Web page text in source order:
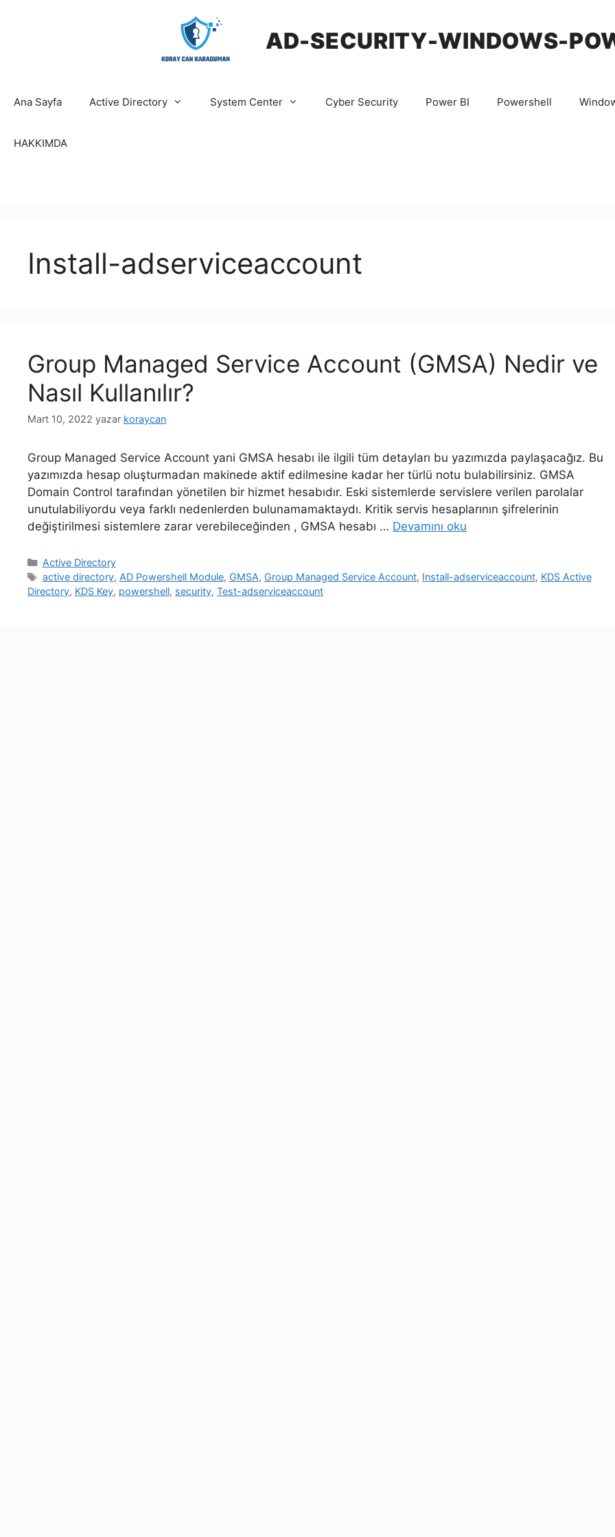
AD-SECURITY-WINDOWS-
Ana Sayfa Active Directory System Center Cyber Security Power BI Powershell
HAKKIMDA
Install-adserviceaccount
Group Managed Service Account (GMSA) Nedir ve
Nasıl Kullanılır?
Mart 10, 2022 yazar koraycan
Group Managed Service Account yani GMSA hesabı ile ilgili tüm detayları bu yazımızda paylaşacağız. Bu
yazımızda hesap oluşturmadan makinede aktif edilmesine kadar her türlü notu bulabilirsiniz. GMSA
Domain Control tarafından yönetilen bir hizmet hesabıdır. Eski sistemlerde servislere verilen parolalar
unutulabiliyordu veya farklı nedenlerden bulunamamaktaydı. Kritik servis hesaplarının şifrelerinin
değiştirilmesi sistemlere zarar verebileceğinden , GMSA hesabı … Devamını oku
Kategoriler
Active Directory
Etiketler
active directory, AD Powershell Module, GMSA, Group Managed Service Account, Install-adserviceaccount, KDS Active
Directory, KDS Key, powershell, security, Test-adserviceaccount